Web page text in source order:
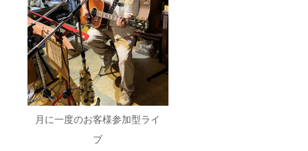
月に一度のお客様参加型ライ
ブ